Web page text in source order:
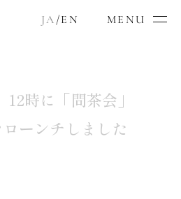
JA /EN MENU
時に「問茶会」
ーンチしました